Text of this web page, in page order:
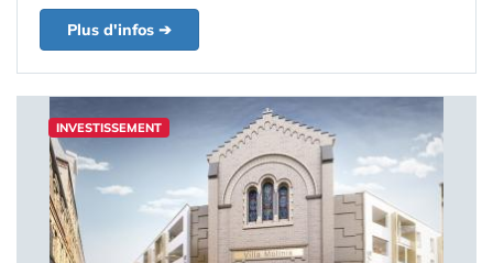
Plus d'infos ➔
INVESTISSEMENT